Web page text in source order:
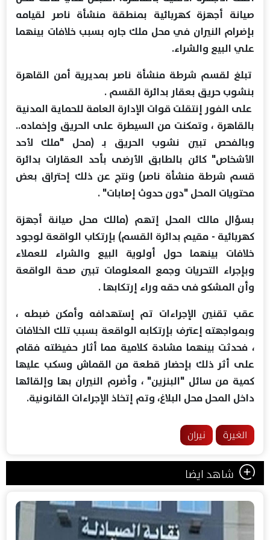
صيانة أجهزة كهربائية بمنطقة منشأة ناصر لقيامه
بإضرام النيران في محل ملك جاره بسبب خلافات بينهما
علي البيع والشراء.
تبلغ لقسم شرطة منشأة ناصر بمديرية أمن القاهرة
بنشوب حريق بعقار بدائرة القسم .
على الفور إنتقلت قوات الإدارة العامة للحماية المدنية
بالقاهرة ، وتمكنت من السيطرة على الحريق وإخماده..
وبالفحص تبين نشوب الحريق بـ (محل "ملك لأحد
الأشخاص" كائن بالطابق الأرضى بأحد العقارات بدائرة
قسم شرطة منشأة ناصر) ونتج عن ذلك إحتراق بعض
محتويات المحل "دون حدوث إصابات" .
بسؤال مالك المحل إتهم (مالك محل صيانة أجهزة
كهربائية - مقيم بدائرة القسم) بإرتكاب الواقعة لوجود
خلافات بينهما حول أولوية البيع والشراء للعملاء
وبإجراء التحريات وجمع المعلومات تبين صحة الواقعة
وأن المشكو فى حقه وراء إرتكابها .
عقب تقنين الإجراءات تم إستهدافه وأمكن ضبطه ،
وبمواجهته إعترف بإرتكابه الواقعة بسبب تلك الخلافات
، فحدثت بينهما مشادة كلامية مما أثار حفيظته فقام
على أثر ذلك بإحضار قطعة من القماش وسكب عليها
كمية من سائل "البنزين" ، وأضرم النيران بها وإلقائها
داخل المحل محل البلاغ، وتم إتخاذ الإجراءات القانونية.
الغيرة نيران
شاهد ايضا